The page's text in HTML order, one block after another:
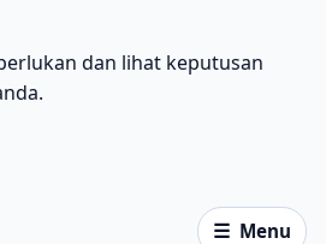
Menu
dan lihat keputusan